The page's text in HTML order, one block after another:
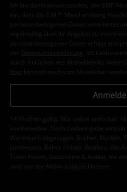
Ich bin damit einverstanden, den EMP-
ein, dass die E.M.P. Merchandising
personenbezogenen Daten verarbeitet
regelmäßig über ihr Angebot zu
personenbezogenen Daten erfolgt
der
Datenschutzerklärung
. Ich kann
durch Anklicken des Abmeldelinks
Hier kann ich mich vom Newsletter wieder
*4 Wochen gültig. Nur online einlösbar.
kombinierbar. Nach Codeeingabe wird
Warenkorb abgezogen. Bücher, Medien,
Lindemann, Böhse Onkelz, Broilers, Die
Toten Hosen, Gutscheine & Artikel, die
sind von der Aktion ausgeschlossen.